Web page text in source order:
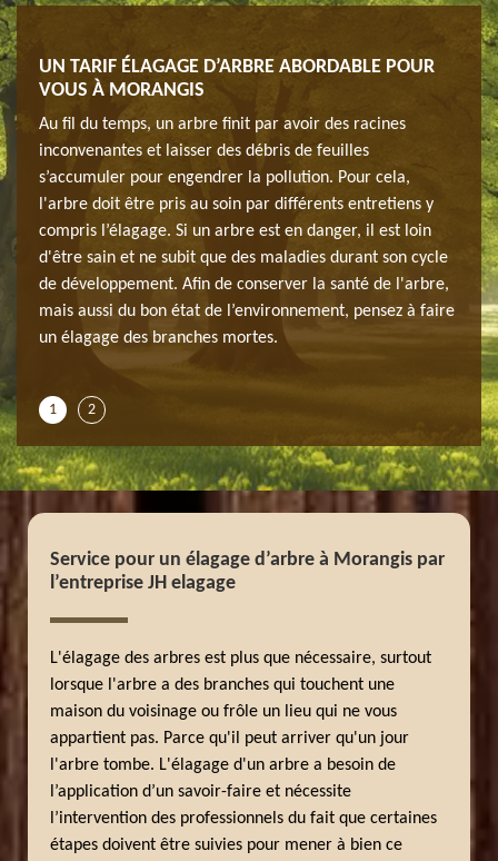
UN TARIF ÉLAGAGE D’ARBRE ABORDABLE POUR
VOUS À MORANGIS
Au fil du temps, un arbre finit par avoir des racines
inconvenantes et laisser des débris de feuilles
s’accumuler pour engendrer la pollution. Pour cela,
l'arbre doit être pris au soin par différents entretiens y
compris l’élagage. Si un arbre est en danger, il est loin
d'être sain et ne subit que des maladies durant son cycle
de développement. Afin de conserver la santé de l'arbre,
mais aussi du bon état de l’environnement, pensez à faire
un élagage des branches mortes.
de
ce
1 2
Service pour un élagage d’arbre à Morangis par
l’entreprise JH elagage
L'élagage des arbres est plus que nécessaire, surtout
lorsque l'arbre a des branches qui touchent une
maison du voisinage ou frôle un lieu qui ne vous
appartient pas. Parce qu'il peut arriver qu'un jour
l'arbre tombe. L'élagage d'un arbre a besoin de
l’application d’un savoir-faire et nécessite
l’intervention des professionnels du fait que certaines
étapes doivent être suivies pour mener à bien ce